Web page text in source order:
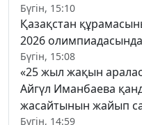
Бүгін, 15:10
Қазақстан
2026
Бүгін, 15:08
«25 жыл жақын
Айгүл Иманбаева
жасайтынын жайып
Бүгін, 14:59